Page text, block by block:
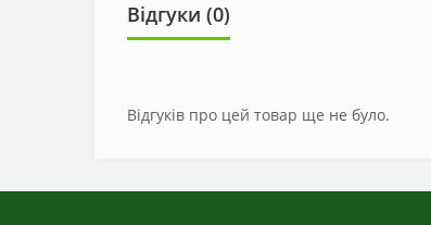
Відгуки (0)
Відгуків про цей товар ще не було.